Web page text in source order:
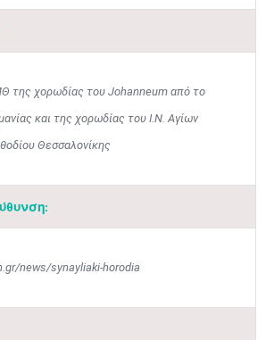
της χορωδίας του Johanneum από το
και της χορωδίας του Ι.Ν. Αγίων
​Θεσσαλονίκης
news/synayliaki-horodia